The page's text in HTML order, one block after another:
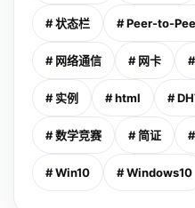
# 状态栏 # Peer-to-
# 网络通信 # 网卡
# 实例 # html #
# 数学竞赛 # 简证
# Win10 # Windows10